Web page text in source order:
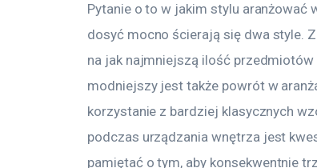
Pytanie o to w jakim stylu aranżować
dosyć mocno ścierają się dwa style.
na jak najmniejszą ilość
modniejszy jest także powrót w
korzystanie z bardziej klasycznych
podczas urządzania wnętrza jest
pamiętać o tym, aby konsekwentnie